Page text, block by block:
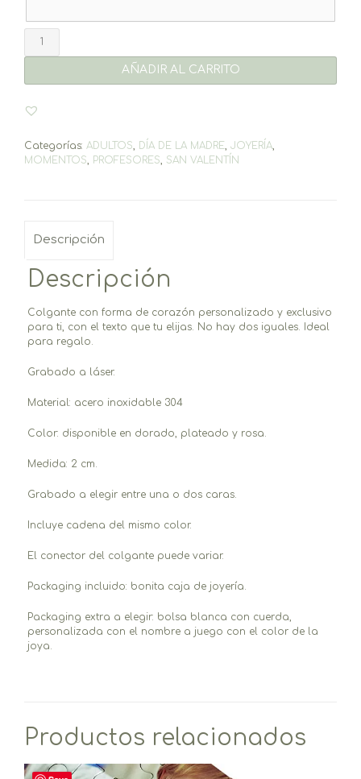
Colgante
AÑADIR AL CARRITO
Categorías: ADULTOS DÍA DE LA MADRE JOYERÍA
MOMENTOS
PROFESORES SAN VALENTÍN
Descripción
Descripción
Colgante con forma de corazón personalizado y exclusivo
para ti, con el texto que tu elijas. No hay dos iguales. Ideal
para regalo.
Grabado a láser.
Material: acero inoxidable 304
Color: disponible en dorado, plateado y rosa.
Medida: 2 cm.
Grabado a elegir entre una o dos caras.
Incluye cadena del mismo color.
El conector del colgante puede variar.
Packaging incluido: bonita caja de joyería.
Packaging extra a elegir: bolsa blanca con cuerda,
personalizada con el nombre a juego con el color de la
joya.
Productos relacionados